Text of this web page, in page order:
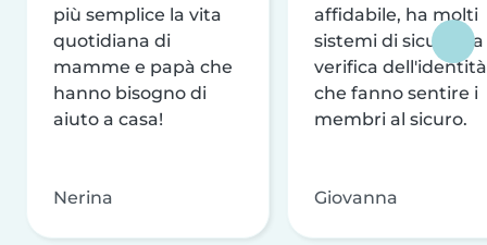
più semplice la vita
quotidiana di
mamme e papà che
hanno bisogno di
aiuto a casa!
Nerina
affidabile, ha molti
sistemi di sicurezza
verifica dell'identità
che fanno sentire i
membri al sicuro.
Giovanna